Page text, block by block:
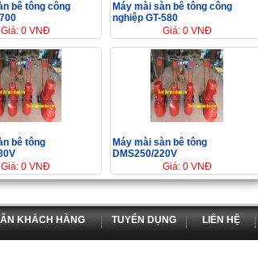
bê tông công
Giá: 0 VNĐ
Máy mài sàn bê tông công
nghiệp GT-580
Giá: 0 VNĐ
bê tông
Giá: 0 VNĐ
Máy mài sàn bê tông
DMS250/220V
Giá: 0 VNĐ
KHÁCH HÀNG TUYỂN DỤNG LIÊN HỆ